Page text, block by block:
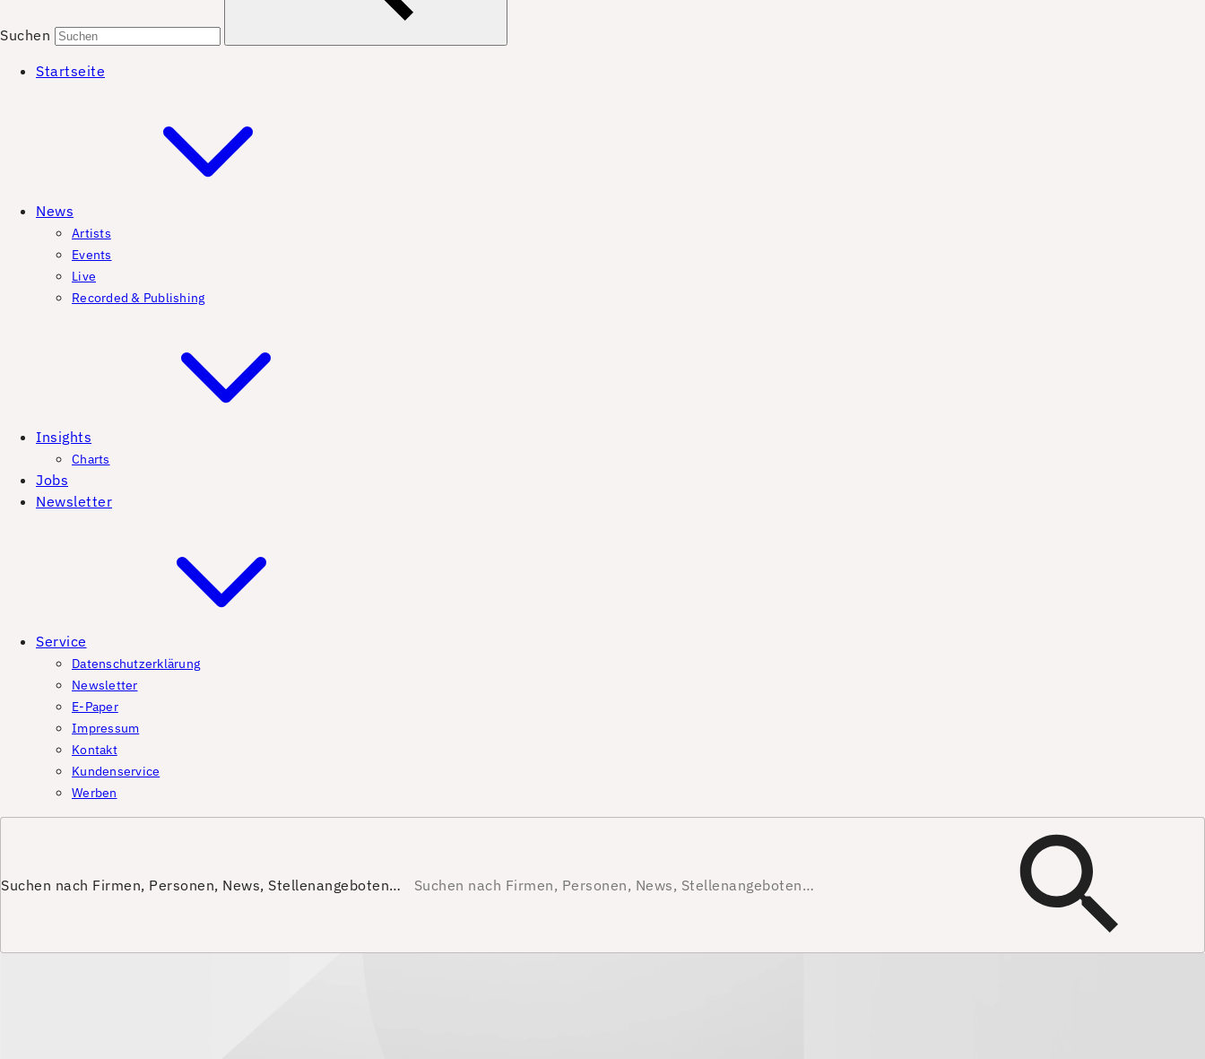
Suchen
Startseite
News
Artists
Events
Live
Recorded & Publishing
Insights
Charts
Jobs
Newsletter
Service
Datenschutzerklärung
Newsletter
E-Paper
Impressum
Kontakt
Kundenservice
Werben
Suchen nach Firmen, Personen, News, Stellenangeboten…